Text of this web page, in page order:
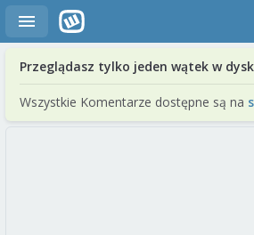
Przeglądasz tylko jeden wątek w
Wszystkie Komentarze dostępne są na